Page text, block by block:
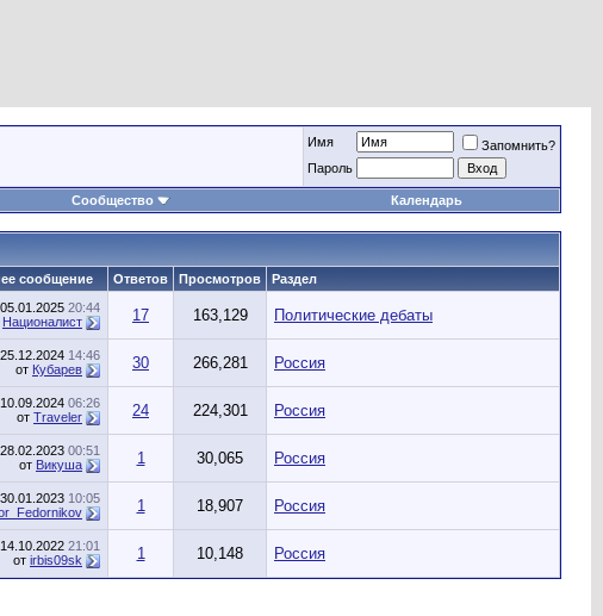
Имя
Запомнить?
Пароль
Сообщество Календарь
сообщение Ответов Просмотров Раздел
05.01.2025 20:44
Националист 17 163,129 Политические дебаты
25.12.2024 14:46
от Кубарев 30 266,281 Россия
10.09.2024 06:26
от Traveler 24 224,301 Россия
28.02.2023 00:51
от Викуша 1 30,065 Россия
30.01.2023 10:05
1 18,907 Россия
14.10.2022 21:01
от irbis09sk 1 10,148 Россия